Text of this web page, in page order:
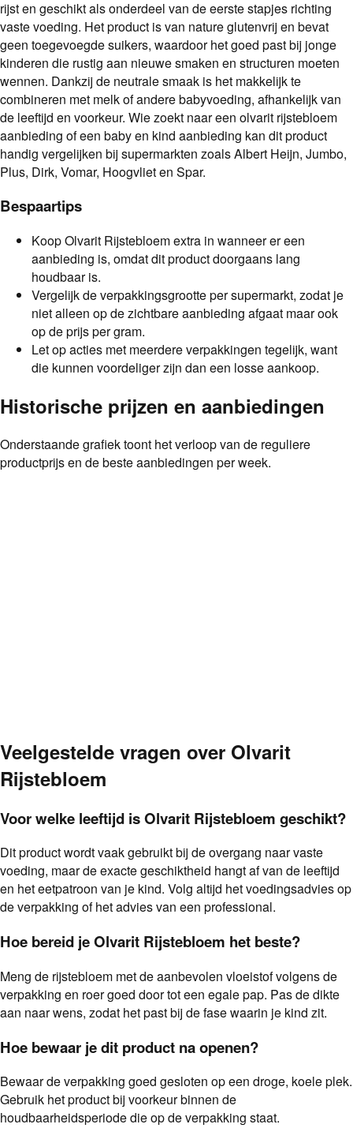
rijst en geschikt als onderdeel van de eerste stapjes richting
vaste voeding. Het product is van nature glutenvrij en bevat
geen toegevoegde suikers, waardoor het goed past bij jonge
kinderen die rustig aan nieuwe smaken en structuren moeten
wennen. Dankzij de neutrale smaak is het makkelijk te
combineren met melk of andere babyvoeding, afhankelijk van
de leeftijd en voorkeur. Wie zoekt naar een olvarit rijstebloem
aanbieding of een baby en kind aanbieding kan dit product
handig vergelijken bij supermarkten zoals Albert Heijn, Jumbo,
Plus, Dirk, Vomar, Hoogvliet en Spar.
Bespaartips
Koop Olvarit Rijstebloem extra in wanneer er een
aanbieding is, omdat dit product doorgaans lang
houdbaar is.
Vergelijk de verpakkingsgrootte per supermarkt, zodat je
niet alleen op de zichtbare aanbieding afgaat maar ook
op de prijs per gram.
Let op acties met meerdere verpakkingen tegelijk, want
die kunnen voordeliger zijn dan een losse aankoop.
Historische prijzen en aanbiedingen
Onderstaande grafiek toont het verloop van de reguliere
productprijs en de beste aanbiedingen per week.
Veelgestelde vragen over Olvarit
Rijstebloem
Voor welke leeftijd is Olvarit Rijstebloem geschikt?
Dit product wordt vaak gebruikt bij de overgang naar vaste
voeding, maar de exacte geschiktheid hangt af van de leeftijd
en het eetpatroon van je kind. Volg altijd het voedingsadvies op
de verpakking of het advies van een professional.
Hoe bereid je Olvarit Rijstebloem het beste?
Meng de rijstebloem met de aanbevolen vloeistof volgens de
verpakking en roer goed door tot een egale pap. Pas de dikte
aan naar wens, zodat het past bij de fase waarin je kind zit.
Hoe bewaar je dit product na openen?
Bewaar de verpakking goed gesloten op een droge, koele plek.
Gebruik het product bij voorkeur binnen de
houdbaarheidsperiode die op de verpakking staat.